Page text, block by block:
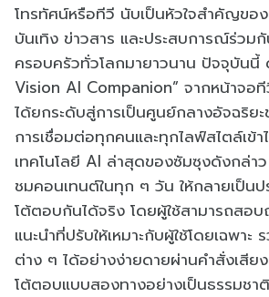
โทรทัศน์หรือทีวี นับเป็นหัวใจสำคัญขอ
บันเทิง ข่าวสาร และประสบการณ์ร่วม
ครอบครัวทั่วโลกมายาวนาน ปัจจุบันนี้
Vision AI Companion” จากหน้าจอ
ได้ยกระดับสู่การเป็นศูนย์กลางอัจฉริย
การเชื่อมต่อทุกคนและทุกไลฟ์สไตล์เข้
เทคโนโลยี AI ล่าสุดของซัมซุงดังกล่า
ชมคอนเทนต์ในทุก ๆ วัน ให้กลายเป็น
โต้ตอบกันได้จริง โดยผู้ใช้สามารถสอ
แนะนำที่ปรับให้เหมาะกับผู้ใช้โดยเฉพาะ
ต่าง ๆ ได้อย่างง่ายดายผ่านคำสั่งเสีย
โต้ตอบแบบสองทางอย่างเป็นธรรมชาติ